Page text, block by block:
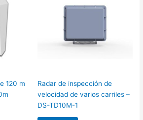
120 m
Radar de inspección de
velocidad de varios carriles –
DS-TD10M-1